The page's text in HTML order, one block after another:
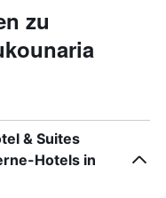
zu
& Suites
Hotels in